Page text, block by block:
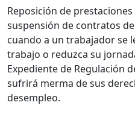
Reposición de
suspensión de contratos
cuando a un trabajador se
trabajo o reduzca su
Expediente de Regulación
sufrirá merma de sus
desempleo.